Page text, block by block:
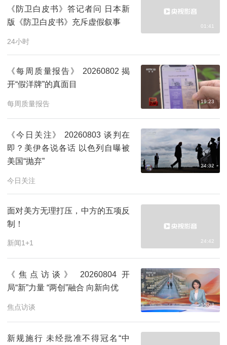
《防卫白皮书》答记者问 日本新
版《防卫白皮书》充斥虚假叙事
24小时
01:41
《每周质量报告》 20260802 揭
开“假洋牌”的真面目
每周质量报告 19:23
《今日关注》 20260803 谈判在
即？美伊各说各话 以色列自曝被
美国“抛弃”
今日关注
24:32
面对美方无理打压，中方的五项反
制！
新闻1+1 24:42
《焦点访谈》 20260804 开
局“新”力量 “两创”融合 向新向优
焦点访谈 15:08
新规施行 未经批准不得冠名“中